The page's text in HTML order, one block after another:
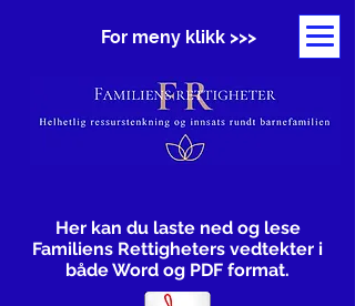
For meny klikk >>>
Her kan du laste ned og lese
Familiens Rettigheters vedtekter i
både Word og PDF format.